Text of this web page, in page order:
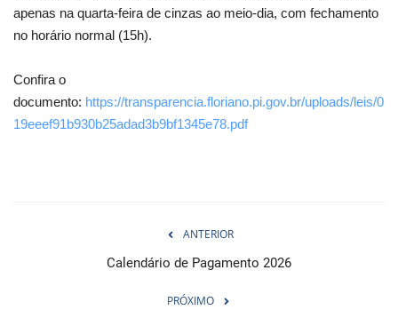
apenas na quarta-feira de cinzas ao meio-dia, com fechamento
no horário normal (15h).
Confira o
documento: https://transparencia.floriano.pi.gov.br/uploads/leis/0
19eeef91b930b25adad3b9bf1345e78.pdf
ANTERIOR
Calendário de Pagamento 2026
PRÓXIMO